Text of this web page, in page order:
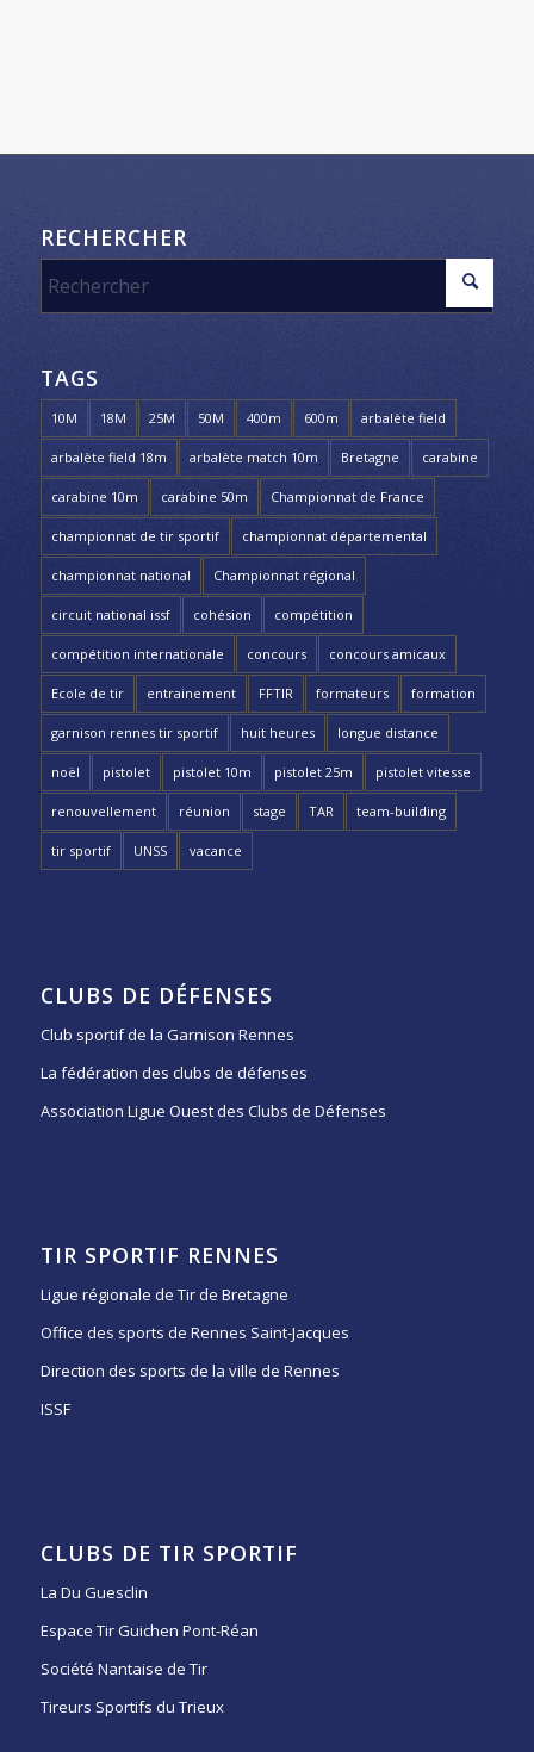
RECHERCHER
TAGS
10M 18M 25M 50M 400m 600m arbalète field
arbalète field 18m arbalète match 10m Bretagne carabine
carabine 10m carabine 50m Championnat de France
championnat de tir sportif championnat départemental
championnat national Championnat régional
circuit national issf cohésion compétition
compétition internationale concours concours amicaux
Ecole de tir entrainement FFTIR formateurs formation
garnison rennes tir sportif huit heures longue distance
noël pistolet pistolet 10m pistolet 25m pistolet vitesse
renouvellement réunion stage TAR team-building
tir sportif UNSS vacance
CLUBS DE DÉFENSES
Club sportif de la Garnison Rennes
La fédération des clubs de défenses
Association Ligue Ouest des Clubs de Défenses
TIR SPORTIF RENNES
Ligue régionale de Tir de Bretagne
Office des sports de Rennes Saint-Jacques
Direction des sports de la ville de Rennes
ISSF
CLUBS DE TIR SPORTIF
La Du Guesclin
Espace Tir Guichen Pont-Réan
Société Nantaise de Tir
Tireurs Sportifs du Trieux